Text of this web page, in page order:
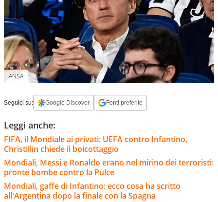
ANSA
Seguici su: Google Discover Fonti preferite
Leggi anche:
FIFA, il Mondiale ai privati: UEFA contro Infantino,
Christillin chiede il boicottaggio
Mondiali, Messi e Ronaldo erano nel mirino dei terroristi:
pronte bombe contro la Pulce
Mondiali, gaffe di Infantino: ecco cosa ha scritto
all'Argentina dopo la finale con la Spagna